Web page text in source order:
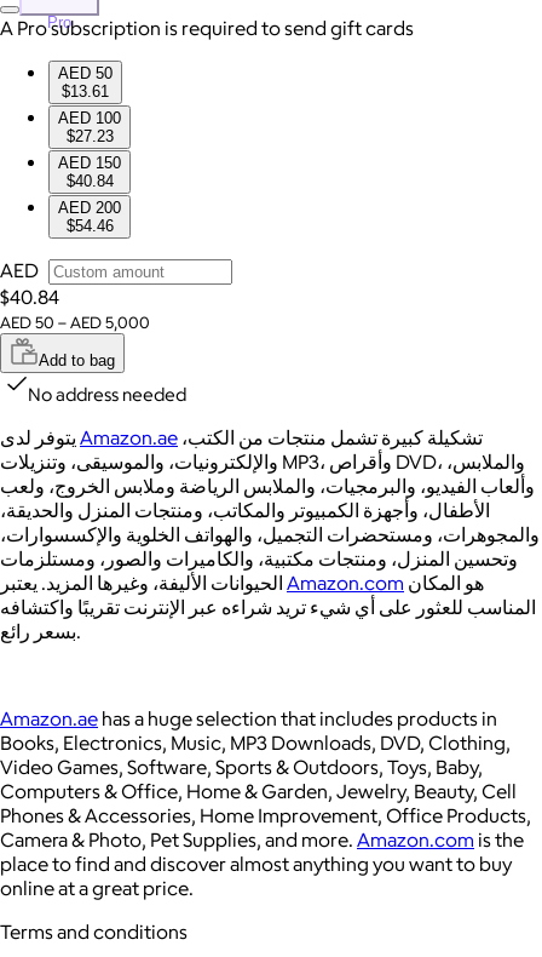
Pro
A Pro subscription is required to send gift cards
AED 50
$13.61
AED 100
$27.23
AED 150
$40.84
AED 200
$54.46
AED
$40.84
AED 50 – AED 5,000
Add to bag
No address needed
Amazon.ae
والإلكترونيات، والموسيقى، وتنزيلات MP3، وأقراص DVD، والملابس،
وألعاب الفيديو، والبرمجيات، والملابس الرياضة وملابس الخروج، ولعب
الأطفال، وأجهزة الكمبيوتر والمكاتب، ومنتجات المنزل والحديقة،
والمجوهرات، ومستحضرات التجميل، والهواتف الخلوية والإكسسوارات،
وتحسين المنزل، ومنتجات مكتبية، والكاميرات والصور، ومستلزمات
Amazon.com
المناسب للعثور على أي شيء تريد شراءه عبر الإنترنت تقريبًا واكتشافه
بسعر رائع.
Amazon.ae has a huge selection that includes products in
Books, Electronics, Music, MP3 Downloads, DVD, Clothing,
Video Games, Software, Sports & Outdoors, Toys, Baby,
Computers & Office, Home & Garden, Jewelry, Beauty, Cell
Phones & Accessories, Home Improvement, Office Products,
Camera & Photo, Pet Supplies, and more. Amazon.com is the
place to find and discover almost anything you want to buy
online at a great price.
Terms and conditions